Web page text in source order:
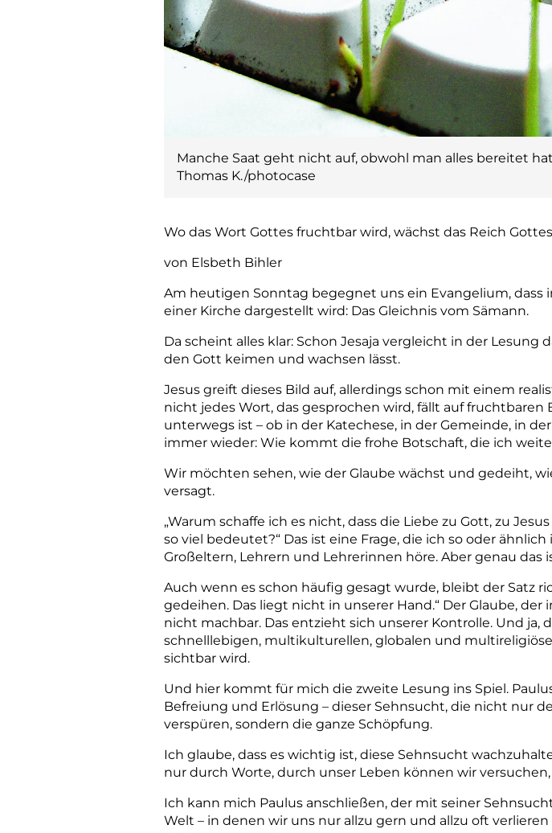
Manche Saat geht nicht auf, obwohl man alles bereitet
Thomas K./photocase
Wo das Wort Gottes fruchtbar wird, wächst das Reich
von Elsbeth Bihler
Am heutigen Sonntag begegnet uns ein Evangelium,
einer Kirche dargestellt wird: Das Gleichnis vom Sämann.
Da scheint alles klar: Schon Jesaja vergleicht in der
den Gott keimen und wachsen lässt.
Jesus greift dieses Bild auf, allerdings schon mit einem
nicht jedes Wort, das gesprochen wird, fällt auf
unterwegs ist – ob in der Katechese, in der Gemeinde, in
immer wieder: Wie kommt die frohe Botschaft, die ich
Wir möchten sehen, wie der Glaube wächst und gedeiht,
versagt.
„Warum schaffe ich es nicht, dass die Liebe zu Gott, zu
so viel bedeutet?“ Das ist eine Frage, die ich so oder
Großeltern, Lehrern und Lehrerinnen höre. Aber genau
Auch wenn es schon häufig gesagt wurde, bleibt der Satz
gedeihen. Das liegt nicht in unserer Hand.“ Der Glaube,
nicht machbar. Das entzieht sich unserer Kontrolle. Und ja,
schnelllebigen, multikulturellen, globalen und
sichtbar wird.
Und hier kommt für mich die zweite Lesung ins Spiel.
Befreiung und Erlösung – dieser Sehnsucht, die nicht nur
verspüren, sondern die ganze Schöpfung.
Ich glaube, dass es wichtig ist, diese Sehnsucht
nur durch Worte, durch unser Leben können wir
Ich kann mich Paulus anschließen, der mit seiner
Welt – in denen wir uns nur allzu gern und allzu oft